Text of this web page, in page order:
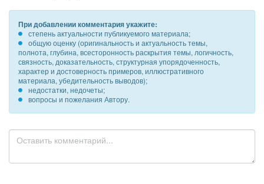
При добавлении комментария укажите:
степень актуальности публикуемого материала;
общую оценку (оригинальность и актуальность темы,
полнота, глубина, всесторонность раскрытия темы, логичность,
связность, доказательность, структурная упорядоченность,
характер и достоверность примеров, иллюстративного
материала, убедительность выводов);
недостатки, недочеты;
вопросы и пожелания Автору.